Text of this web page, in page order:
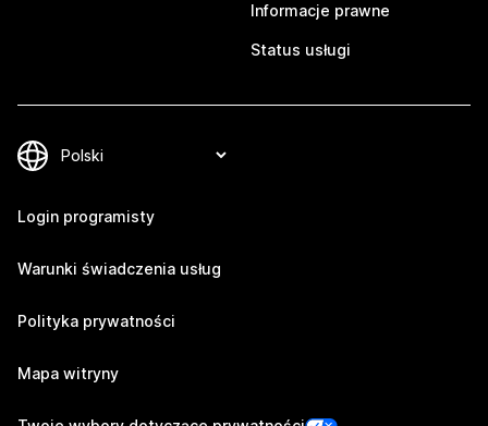
Informacje prawne
Status usługi
Login programisty
Warunki świadczenia usług
Polityka prywatności
Mapa witryny